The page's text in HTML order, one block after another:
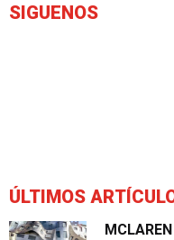
SIGUENOS
ÚLTIMOS